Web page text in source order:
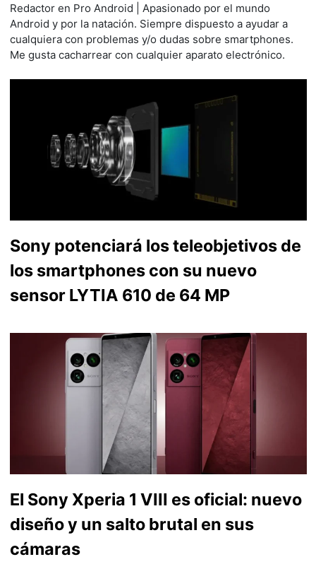
Redactor en Pro Android | Apasionado por el mundo
Android y por la natación. Siempre dispuesto a ayudar a
cualquiera con problemas y/o dudas sobre smartphones.
Me gusta cacharrear con cualquier aparato electrónico.
Sony potenciará los teleobjetivos de
los smartphones con su nuevo
sensor LYTIA 610 de 64 MP
El Sony Xperia 1 VIII es oficial: nuevo
diseño y un salto brutal en sus
cámaras